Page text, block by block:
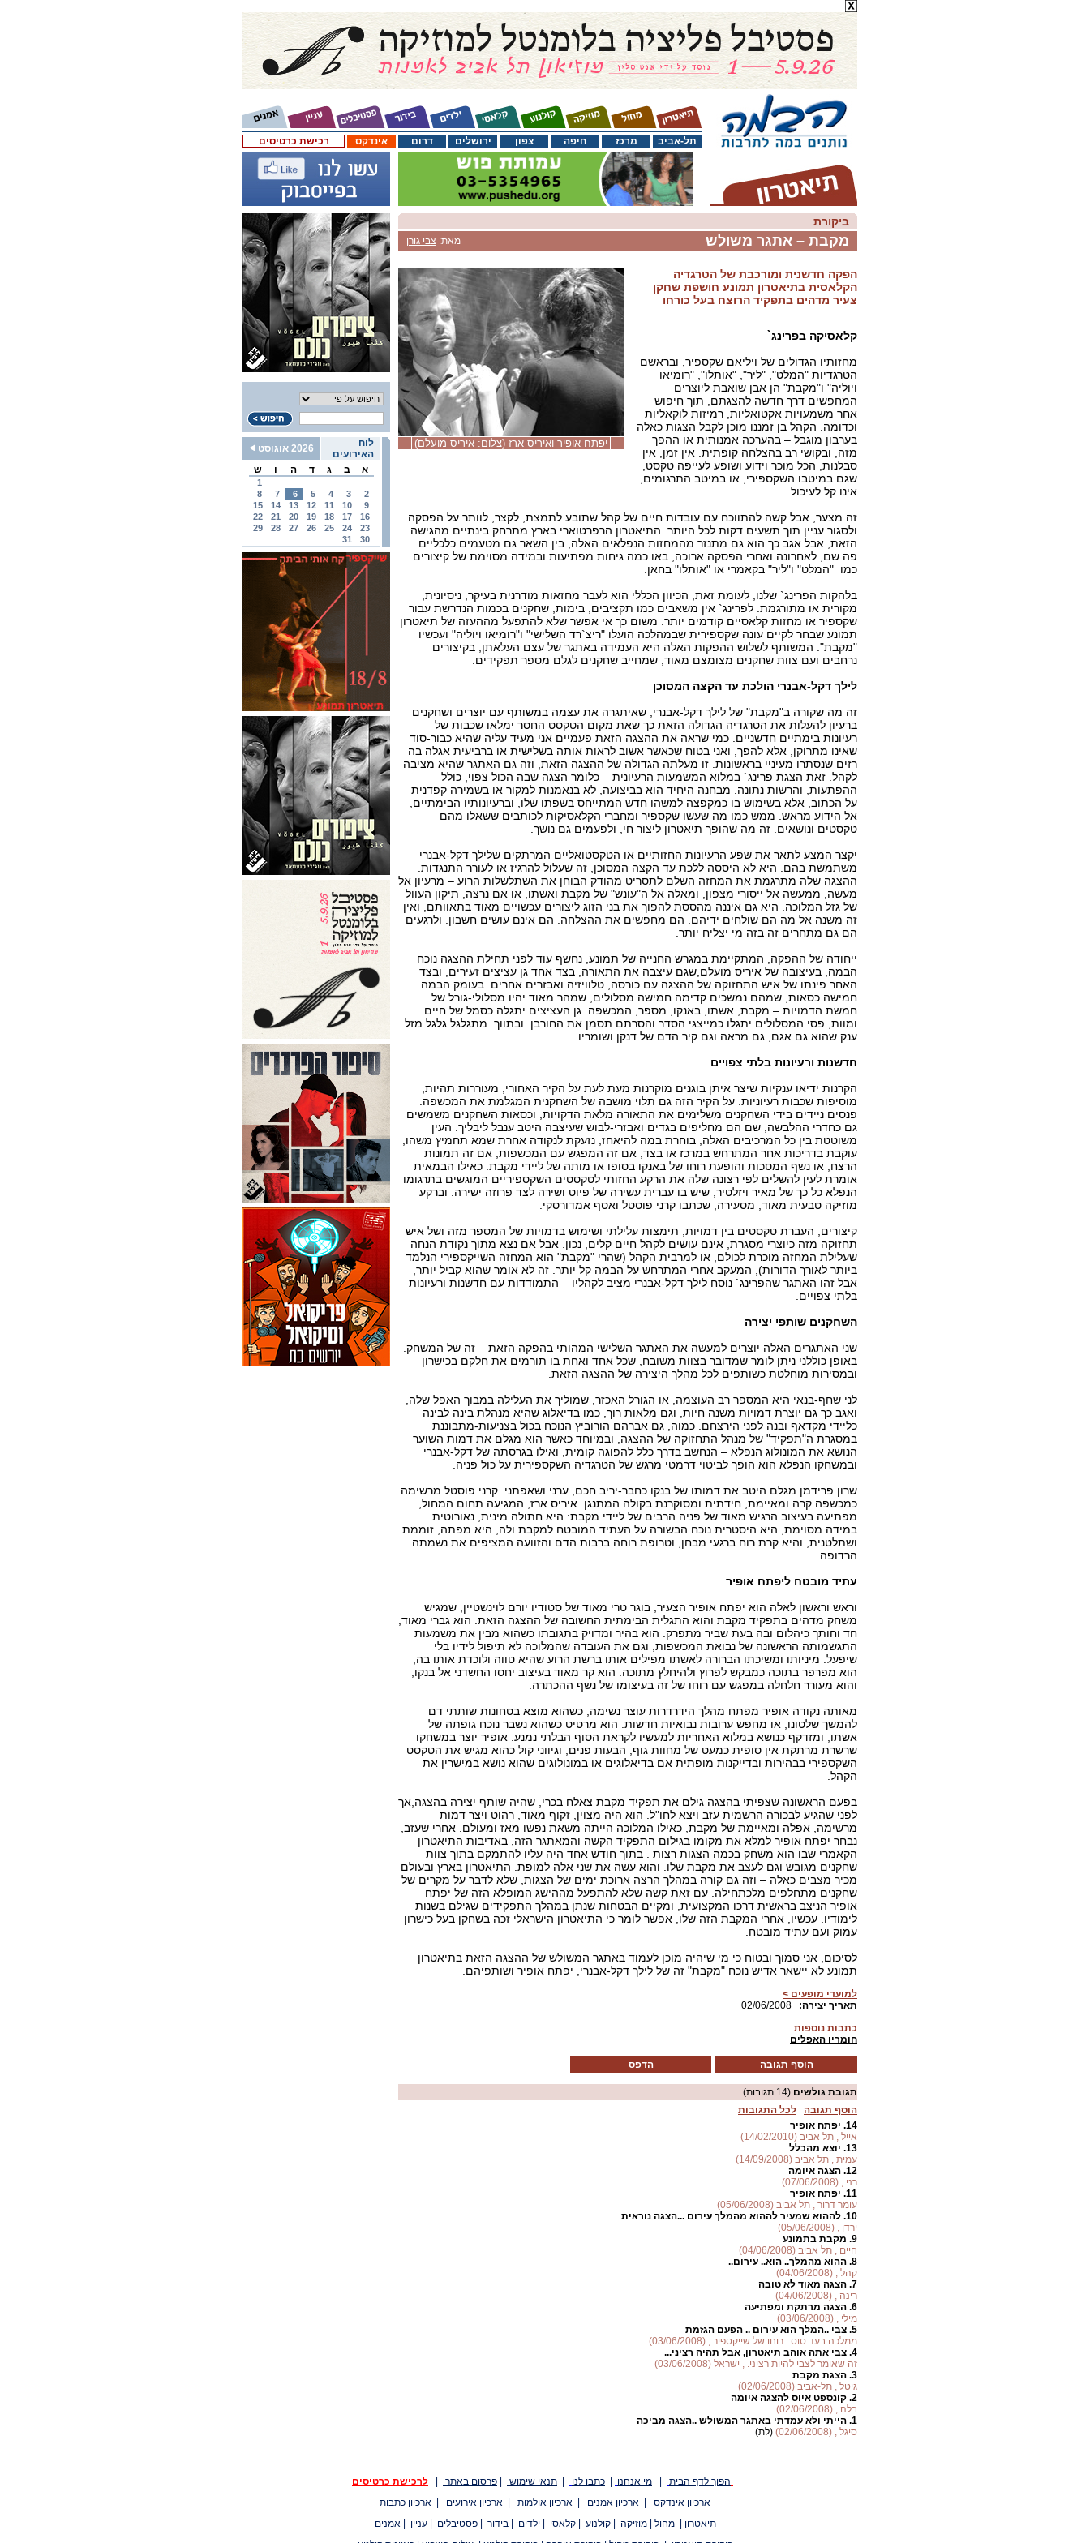
רכישת כרטיסים אינדקס דרום ירושלים צפון חיפה מרכז תל-אביב
לוח
האירועים
2026 אוגוסט
א
ב ג ד ה ו ש
1
2
3
4
5
6
7
8
9
10
11
12
13
14
15
16
17
18
19
20
21
22
23
24
25
26
27
28
29
30
31
ביקורת
מאת: צבי גורן מקבת – אתגר משולש
יפתח אופיר ואיריס ארז (צלום: איריס מועלם)
הפקה חדשנית ומורכבת של הטרגדיה
הקלאסית בתיאטרון תמונע חושפת שחקן
צעיר מדהים בתפקיד הרוצח בעל כורחו
קלאסיקה בפרינג`
מחזותיו הגדולים של ויליאם שקספיר, ובראשם
הטרגדיות "המלט", "ליר", "אותלו", "רומיאו
ויוליה" ו"מקבת" הן אבן שואבת ליוצרים
המחפשים דרך חדשה להצגתם, תוך חיפוש
אחר משמעויות אקטואליות, רמיזות לוקאליות
וכדומה. הקהל בן זמננו מוכן לקבל הצגות כאלה
בערבון מוגבל – בהערכה אמנותית או ההפך
מזה, ובקושי רב בהצלחה קופתית. אין זמן, אין
סבלנות, הכל מוכר וידוע ושופע לעייפה טקסט,
שגם במיטבו השקספירי, או במיטב התרגומים,
אינו קל לעיכול.
זה מצער, אבל קשה להתווכח עם עובדות חיים של קהל שתובע לתמצת, לקצר, לוותר על הפסקה
ולסגור עניין תוך תשעים דקות לכל היותר. התיאטרון הרפרטוארי בארץ מתרחק בינתיים מהגישה
הזאת, אבל אגב כך הוא גם מתנזר מהמחזות הנפלאים האלה, בין השאר גם מטעמים כלכליים.
פה שם, לאחרונה ואחרי הפסקה ארוכה, באו כמה גיחות מפתיעות ובמידה מסוימת של קיצורים
כמו "המלט" ו"ליר" בקאמרי או "אותלו" בחאן.
בלהקות הפרינג` שלנו, לעומת זאת, הכיוון הכללי הוא לעבר מחזאות מודרנית בעיקר, ניסיונית,
מקורית או מתורגמת. לפרינג` אין משאבים כמו תקציבים, בימות, שחקנים בכמות הנדרשת עבור
שקספיר או מחזות קלאסיים קודמים יותר. משום כך אי אפשר שלא להתפעל מההעזה של תיאטרון
תמונע שבחר לקיים עונה שקספירית שבמהלכה הועלו "ריצ`רד השלישי" ו"רומיאו ויוליה" ועכשיו
"מקבת". המשותף לשלוש ההפקות האלה היא העמידה באתגר של עצם העלאתן, בקיצורים
נרחבים ועם צוות שחקנים מצומצם מאוד, שמחייב שחקנים לגלם מספר תפקידים.
לילך דקל-אבנרי הולכת עד הקצה המסוכן
זה מה שקורה ב"מקבת" של לילך דקל-אבנרי, שאיתגרה את עצמה במשותף עם יוצרים ושחקנים
ברעיון להעלות את הטרגדיה הגדולה הזאת כך שאת מקום הטקסט החסר ימלאו שכבות של
רעיונות בימתיים חדשניים. כמי שראה את ההצגה הזאת פעמיים אני מעיד עליה שהיא כבור-סוד
שאינו מתרוקן, אלא להפך, ואני בטוח שכאשר אשוב לראות אותה בשלישית או ברביעית אגלה בה
רזים שנסתרו מעיניי בראשונות. זו מעלתה הגדולה של ההצגה הזאת, וזה גם האתגר שהיא מציבה
לקהל. זאת הצגת פרינג` במלוא המשמעות הרעיונית – כלומר הצגה שבה הכול צפוי, כולל
ההפתעות, והרשות נתונה. מבחנה היחיד הוא בביצועה, לא בנאמנות למקור או בשמירה קפדנית
על הכתוב, אלא בשימוש בו כמקפצה למשהו חדש המתייחס בשפתו שלו, וברעיונותיו הבימתיים,
אל הידוע מראש. ממש כמו מה שעשו שקספיר ומחברי הקלאסיקות לכותבים ששאלו מהם
טקסטים ונושאים. זה מה שהופך תיאטרון ליצור חי, ולפעמים גם נושך.
יקצר המצע לתאר את שפע הרעיונות החזותיים או הטקסטואליים המרתקים שלילך דקל-אבנרי
משתמשת בהם. היא לא היססה ללכת עד הקצה המסוכן, זה שעלול להרגיז או לעורר התנגדות.
ההצגה שלה מתרגמת את המחזה השלם לתסריט מהודק הבוחן את השתלשלות הרוע – מרעיון אל
מעשה, ממעשה אל ייסורי מצפון, ומאלה אל ה"עונש" של מקבת ואשתו, או אם נרצה, תיקון העוול
של גזל המלוכה. היא גם איננה מהססת להפוך את בני הזוג ליצורים עכשויים מאוד בתאוותם, ואין
זה משנה אל מה הם שולחים ידיהם. הם מחפשים את ההצלחה. הם אינם עושים חשבון. ולרגעים
הם גם מתחרים זה בזה מי יצליח יותר.
ייחודה של ההפקה, המתקיימת במגרש החנייה של תמונע, נחשף עוד לפני תחילת ההצגה נוכח
הבמה, בעיצובה של איריס מועלם,שגם עיצבה את התאורה, בצד אחד גן עציצים זעירים, ובצד
האחר פינתו של איש התחזוקה של ההצגה עם כורסה, טלוויזיה ואבזרים אחרים. בעומק הבמה
חמישה כסאות, שמהם נמשכים קדימה חמישה מסלולים, שמהר מאוד יהיו מסלולי-גורל של
חמשת הדמויות – מקבת, אשתו, באנקו, מספר, המכשפה. גן העציצים יתגלה כסמל של חיים
ומוות, פסי המסלולים יתגלו כמייצגי הסדר והסרתם תסמן את החורבן. ובתווך מתגלגל גלגל מזל
ענק שהוא גם אגם, גם מראה וגם קיר הדם של דנקן ושומריו.
חדשנות ורעיונות בלתי צפויים
הקרנות ידיאו ענקיות שיצר איתן בוגנים מוקרנות מעת לעת על הקיר האחורי, מעוררות תהיות,
מוסיפות שכבות רעיוניות. על הקיר הזה גם תלוי מושבה של השחקנית המגלמת את המכשפה.
פנסים ניידים בידי השחקנים משלימים את התאורה מלאת הדקויות, וכסאות השחקנים משמשים
גם כחדרי ההלבשה, שם הם מחליפים בגדים ואבזרי-לבוש שעיצבה היטב ענבל ליבליך. העין
משוטטת בין כל המרכיבים האלה, בוחרת במה להיאחז, נזעקת לנקודה אחרת שמא תחמיץ משהו,
עוקבת בדריכות אחר המתרחש במרכז או בצד, אם זה המפגש עם המכשפות, אם זה תמונות
הרצח, או נשף המסכות והופעת רוחו של באנקו בסופו או מותה של ליידי מקבת. כאילו הבמאית
אומרת לעין להשלים לפי רצונה שלה את הרקע החזותי לטקסטים השקספיריים המוגשים בתרגומו
הנפלא כל כך של מאיר ויזלטיר, שיש בו עברית עשירה של פיוט ושירה לצד פרוזה ישירה. וברקע
מוזיקה טבעית מאוד, מסעירה, שכתבו קרני פוסטל ואסף אמדורסקי.
קיצורים, העברת טקסטים בין דמויות, תימצות עלילתי ושימוש בדמויות של המספר מזה ושל איש
תחזוקה מזה כיוצרי מסגרת, אינם עושים לקהל חיים קלים, נכון. אבל אם נצא מתוך נקודת הנחה
שעלילת המחזה מוכרת לכולם, או למרבית הקהל (שהרי "מקבת" הוא המחזה השייקספירי הנלמד
ביותר לאורך הדורות), המעקב אחרי המתרחש על הבמה קל יותר. זה לא אומר שהוא קביל יותר,
אבל זהו האתגר שהפרינג` נוסח לילך דקל-אבנרי מציב לקהליו – התמודדות עם חדשנות ורעיונות
בלתי צפויים.
השחקנים שותפי יצירה
שני האתגרים האלה יוצרים למעשה את האתגר השלישי המהותי בהפקה הזאת – זה של המשחק.
באופן כוללני ניתן לומר שמדובר בצוות משובח, שכל אחד ואחת בו תורמים את חלקם בכישרון
ובמסירות מוחלטת כשותפים לכל מהלך היצירה של ההצגה הזאת.
לני שחף-בנאי היא המספר רב העוצמה, או הגורל האכזר, שמוליך את העלילה במבוך האפל שלה,
ואגב כך גם יוצרת דמויות משנה חיות, וגם מלאות רוך, כמו בדיאלוג שהיא מנהלת בינה לבינה
כליידי מקדאף ובנה לפני הירצחם. כמוה, גם אברהם הורוביץ הנוכח בכול בצניעות-מתבוננת
במסגרת ה"תפקיד" של מנהל התחזוקה של ההצגה, ובמיוחד כאשר הוא מגלם את דמות השוער
הנושא את המונולוג הנפלא – הנחשב בדרך כלל להפוגה קומית, ואילו בגרסתה של דקל-אבנרי
ובמשחקו הנפלא הוא הופך לביטוי דרמטי מרגש של הטרגדיה השקספירית על כול פניה.
שרון פרידמן מגלם היטב את דמותו של בנקו כחבר-יריב חכם, ערני ושאפתני. קרני פוסטל מרשימה
כמכשפה קרה ומאיימת, חידתית ומסוקרנת בקולה המתנגן. איריס ארז, המגיעה תחום המחול,
מפתיעה בעיצוב הרגיש מאוד של פניה הרבים של ליידי מקבת: היא חתולה מינית, נאורוטית
במידה מסוימת, היא היסטרית נוכח הבשורה על העתיד המובטח למקבת ולה, היא מפתה, זוממת
ושתלטנית, והיא קרת רוח ברגעי מבחן, וטרופת רוחה ברבות הדם והזוועה המציפים את נשמתה
הרדופה.
עתיד מובטח ליפתח אופיר
וראש וראשון לאלה הוא יפתח אופיר הצעיר, בוגר טרי מאוד של סטודיו יורם לוינשטיין, שמגיש
משחק מדהים בתפקיד מקבת והוא התגלית הבימתית החשובה של ההצגה הזאת. הוא גברי מאוד,
חד וחותך כיהלום ובה בעת שביר מתפרק. הוא בהיר ומדויק בתגובתו כשהוא מבין את משמעות
התגשמותה הראשונה של נבואת המכשפות, וגם את העובדה שהמלוכה לא תיפול לידיו בלי
שיפעל. מיניותו ומשיכתו הברורה לאשתו מפילים אותו ברשת הרוע שהיא טווה ולוכדת אותו בה,
הוא מפרפר בתוכה כמבקש לפרוץ ולהיחלץ מתוכה. הוא קר מאוד בעיצוב יחסו החשדני אל בנקו,
והוא מעורר חלחלה במפגש עם רוחו של זה בעיצומו של נשף ההכתרה.
מאותה נקודה אופיר מפתח מהלך הידרדרות עוצר נשימה, כשהוא מוצא בטחונות שותתי דם
להמשך שלטונו, או מחפש ערובות נבואיות חדשות. הוא מרטיט כשהוא נשבר נוכח גופתה של
אשתו, ומזדקף כנושא במלוא האחריות למעשיו לקראת הסוף הבלתי נמנע. אופיר יוצר במשחקו
שרשרת מרתקת אין סופית כמעט של מחוות גוף, הבעות פנים, וגיווני קול כהוא מגיש את הטקסט
השקספירי בבהירות ובדייקנות מופתית אם בדיאלוגים או במונולוגים שהוא נושא במישרין את
הקהל.
בפעם הראשונה שצפיתי בהצגה גילם את תפקיד מקבת צאלח בכרי, שהיה שותף יצירה בהצגה,אך
לפני שהגיע לבכורה הרשמית עזב ויצא לחו"ל. הוא היה מצוין, זקוף מאוד, רהוט ויצר דמות
מרשימה, אפלה ומאיימת של מקבת, כאילו המלוכה הייתה משאת נפשו מאז ומעולם. אחרי שעזב,
נבחר יפתח אופיר למלא את מקומו בגילום התפקיד הקשה והמאתגר הזה, באדיבות התיאטרון
הקאמרי שבו הוא משחק בכמה הצגות רצות
בתוך חודש אחד היה עליו להתמקם בתוך צוות
שחקנים מגובש וגם לעצב את מקבת שלו. והוא עשה את שני אלה למופת. התיאטרון בארץ ובעולם
מכיר מצבים כאלה – וזה גם קורה במהלך הרצה ארוכת ימים של הצגות, שלא לדבר על מקרים של
שחקנים מתחלפים מלכתחילה. עם זאת קשה שלא להתפעל מההישג המופלא הזה של יפתח
אופיר הניצב בראשית דרכו המקצועית, ומקיים הבטחות שנתן במהלך התפקידים שגילם בשנות
לימודיו. עכשיו, אחרי המקבת הזה שלו, אפשר לומר כי התיאטרון הישראלי זכה בשחקן בעל כישרון
עמוק ועם עתיד מובטח.
לסיכום, אני סמוך ובטוח כי מי שיהיה מוכן לעמוד באתגר המשולש של ההצגה הזאת בתיאטרון
תמונע לא יישאר אדיש נוכח "מקבת" זה של לילך דקל-אבנרי, יפתח אופיר ושותפיהם.
למועדי מופעים >
02/06/2008
:תאריך יצירה
כתבות נוספות
חומריו האפלים
הדפס הוסף תגובה
תגובת גולשים (14 תגובות)
הוסף תגובה
לכל התגובות
14. יפתח אופיר
אייל , תל אביב (14/02/2010)
13. יוצא מהכלל
עמית , תל אביב (14/09/2008)
12. הצגה איומה
רני , (07/06/2008)
11. יפתח אופיר
עומר דרור , תל אביב (05/06/2008)
10. לההוא שמעיר לההוא מהמלך עירום ...הצגה נוראית
ירדן , (05/06/2008)
9. מקבת בתמונע
חיים , תל אביב (04/06/2008)
8. ההוא מהמלך.. הוא.. עירום..
קהל , (04/06/2008)
7. הצגה מאוד לא טובה
רינה , (04/06/2008)
6. הצגה מרתקת ומפתיעה
מילי , (03/06/2008)
5. צבי ..המלך הוא עירום .. הפעם הגזמת
ממלכה בעד סוס ..רוחו של שייקספיר , (03/06/2008)
4. צבי אתה אוהב תיאטרון, אבל תהיה רציני...
זה שאומר לצבי להיות רציני. , ישראל (03/06/2008)
3. הצגת מקבת
גיטל , תל-אביב (02/06/2008)
2. קונספט איוס להצגה איומה
בלה , (02/06/2008)
1. הייתי ולא עמדתי באתגר המשולש ..הצגה מביכה
סיגל , (02/06/2008)
(לת)
הפוך לדף הבית מי אנחנו כתבו לנו תנאי שימוש פרסום באתר
לרכישת כרטיסים
ארכיון אינדקס
ארכיון אמנים ארכיון אולמות ארכיון אירועים
ארכיון כתבות
תיאטרון
|מחול |מוזיקה |קולנוע |קלאסי ילדים |בידור |פסטיבלים |עניין |אמנים